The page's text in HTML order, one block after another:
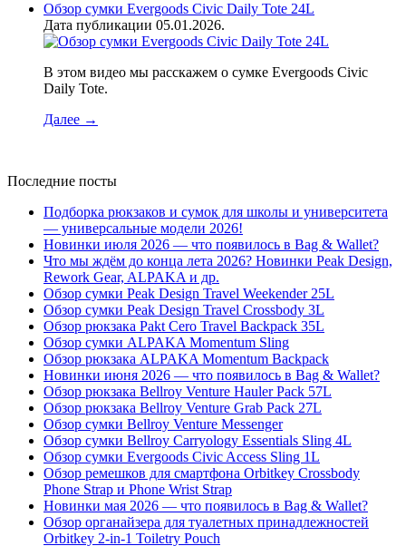
Обзор сумки Evergoods Civic Daily Tote 24L
Дата публикации 05.01.2026.
В этом видео мы расскажем о сумке Evergoods Civic
Daily Tote.
Далее →
Последние посты
Подборка рюкзаков и сумок для школы и университета
— универсальные модели 2026!
Новинки июля 2026 — что появилось в Bag & Wallet?
Что мы ждём до конца лета 2026? Новинки Peak Design,
Rework Gear, ALPAKA и др.
Обзор сумки Peak Design Travel Weekender 25L
Обзор сумки Peak Design Travel Crossbody 3L
Обзор рюкзака Pakt Cero Travel Backpack 35L
Обзор сумки ALPAKA Momentum Sling
Обзор рюкзака ALPAKA Momentum Backpack
Новинки июня 2026 — что появилось в Bag & Wallet?
Обзор рюкзака Bellroy Venture Hauler Pack 57L
Обзор рюкзака Bellroy Venture Grab Pack 27L
Обзор сумки Bellroy Venture Messenger
Обзор сумки Bellroy Carryology Essentials Sling 4L
Обзор сумки Evergoods Civic Access Sling 1L
Обзор ремешков для смартфона Orbitkey Crossbody
Phone Strap и Phone Wrist Strap
Новинки мая 2026 — что появилось в Bag & Wallet?
Обзор органайзера для туалетных принадлежностей
Orbitkey 2-in-1 Toiletry Pouch